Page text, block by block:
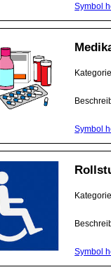
Symbol
Symbol
Symbol